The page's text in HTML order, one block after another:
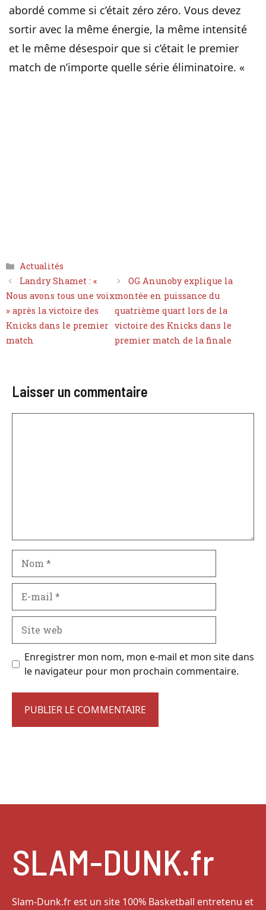
abordé comme si c’était zéro zéro. Vous devez
sortir avec la même énergie, la même intensité
et le même désespoir que si c’était le premier
match de n’importe quelle série éliminatoire. «
Catégories
Actualités
Landry Shamet : «
Nous avons tous une voix
» après la victoire des
Knicks dans le premier
match
OG Anunoby explique la
montée en puissance du
quatrième quart lors de la
victoire des Knicks dans le
premier match de la finale
Laisser un commentaire
mail
web
Enregistrer mon nom, mon e-mail et mon site dans
le navigateur pour mon prochain commentaire.
SLAM-DUNK.fr
Slam-Dunk.fr est un site 100% Basketball entretenu et